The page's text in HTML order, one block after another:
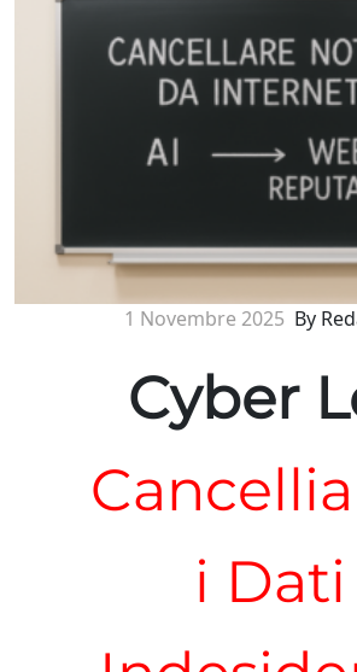
1 Novembre 2025 By
Cyber
i Dati